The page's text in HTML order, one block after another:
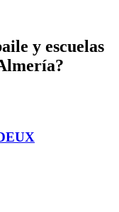
y escuelas